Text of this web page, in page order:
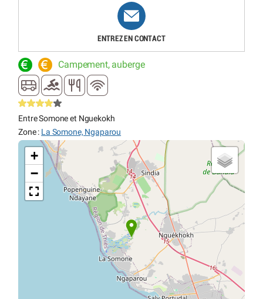
ENTREZ EN CONTACT
Campement, auberge
Entre Somone et Nguekokh
Zone : La Somone, Ngaparou
+
−